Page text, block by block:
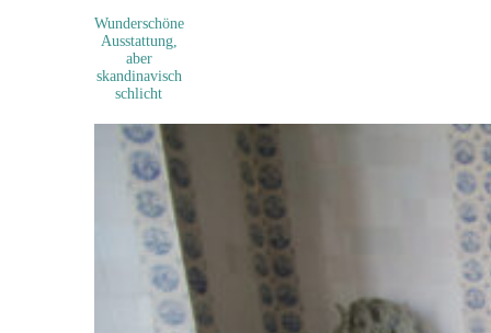
Wunderschöne
Ausstattung,
aber
skandinavisch
schlicht